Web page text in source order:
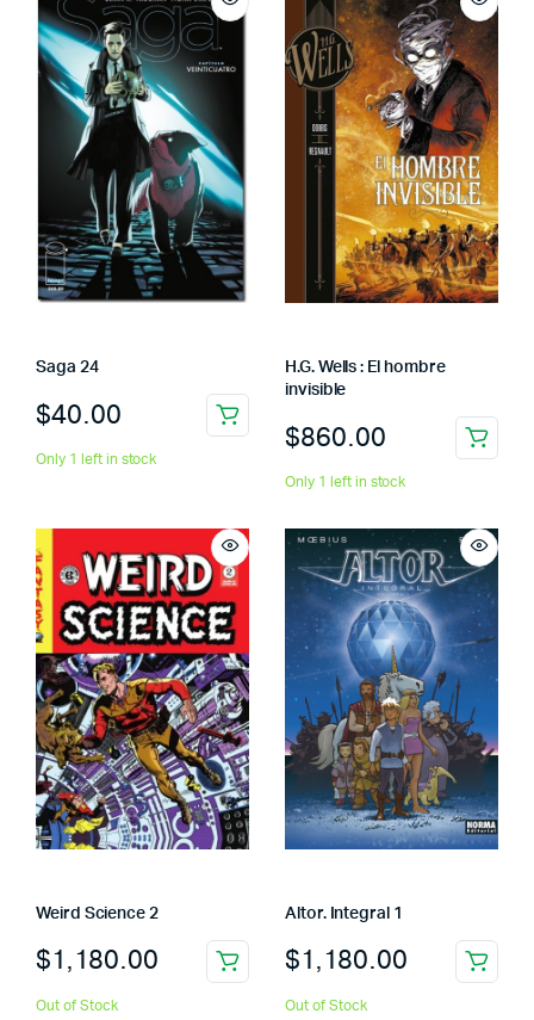
Saga 24
$40.00
Only 1 left in stock
H.G. Wells : El hombre
invisible
$860.00
Only 1 left in stock
Weird Science 2
$1,180.00
Out of Stock
Altor. Integral 1
$1,180.00
Out of Stock